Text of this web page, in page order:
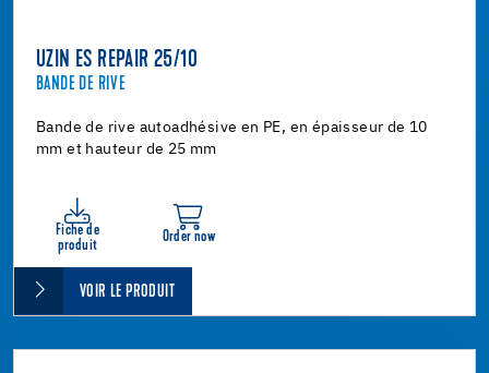
UZIN ES REPAIR 25/10
BANDE DE RIVE
Bande de rive autoadhésive en PE, en épaisseur de 10
mm et hauteur de 25 mm
Fiche de
produit
Order now
VOIR LE PRODUIT